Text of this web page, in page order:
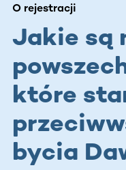
O rejestracji
Jakie są
które
bycia